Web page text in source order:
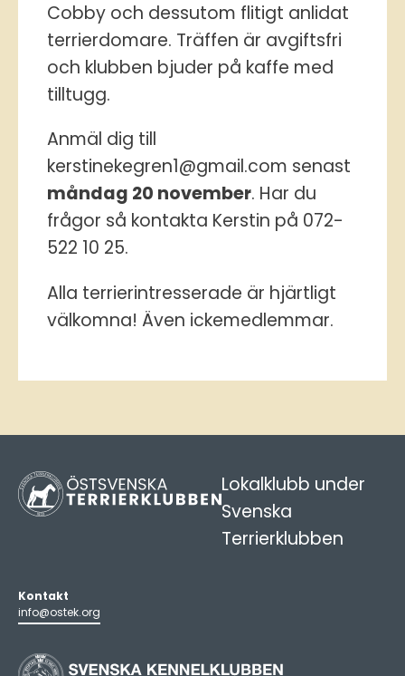
Cobby och dessutom flitigt anlidat
terrierdomare. Träffen är avgiftsfri
och klubben bjuder på kaffe med
tilltugg.
Anmäl dig till
kerstinekegren1@gmail.com senast
måndag 20 november. Har du
frågor så kontakta Kerstin på 072-
522 10 25.
Alla terrierintresserade är hjärtligt
välkomna! Även ickemedlemmar.
Lokalklubb under
Svenska
Terrierklubben
Kontakt
info@ostek.org